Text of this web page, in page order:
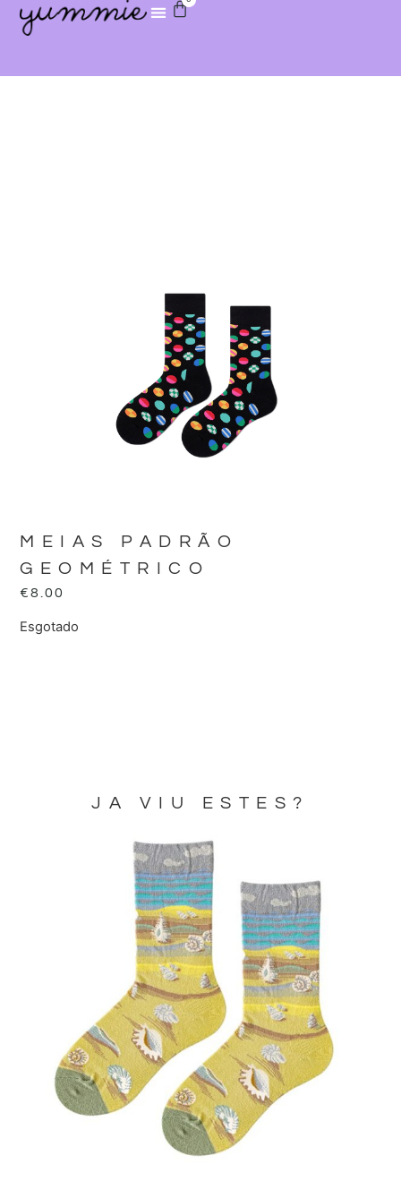
MEIAS PADRÃO
GEOMÉTRICO
€8.00
Esgotado
JA VIU ESTES?